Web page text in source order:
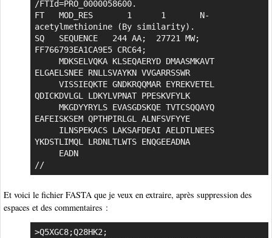
/FTId=PRO_0000058600.
FT   MOD_RES       1      1       N-
acetylmethionine (By similarity).
SQ   SEQUENCE   244 AA;  27721 MW;
FF766793EA1CA9E5 CRC64;
ELGAELSNEE RNLLSVAYKN VVGARRSSWR
QDICKDVLGL LDKYLVPNAT PPESKVFYLK
EAFEISKSEM QPTHPIRLGL ALNFSVFYYE
YKDSTLIMQL LRDNLTLWTS ENQGEEADNA
//
Et voici le fichier FASTA que je veux en extraire, après suppression des
espaces et des commentaires :
>Q5XGC8;Q28HK2;